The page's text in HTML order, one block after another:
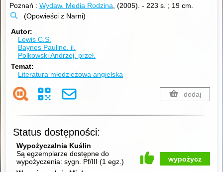
Poznań : Wydaw. Media Rodzina , (2005). - 223 s. ; 19 cm.
(Opowieści z Narni)
Autor
Lewis C.S.
Baynes Pauline. il.
Polkowski Andrzej. przeł.
Temat
Literatura młodzieżowa angielska
dodaj
Status dostępności:
Wypożyczalnia Kuślin
Są egzemplarze dostępne do
wypożyczenia:sygn. Pf/III(1 egz.)
wypożycz